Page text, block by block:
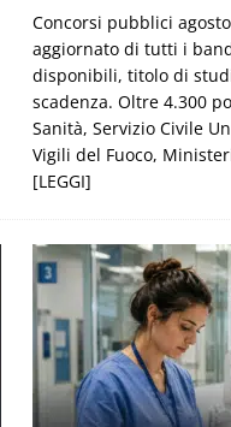
Concorsi pubblici agosto
aggiornato di tutti i
disponibili, titolo di
scadenza. Oltre 4.300
Sanità, Servizio Civile
Vigili del Fuoco,
[LEGGI]